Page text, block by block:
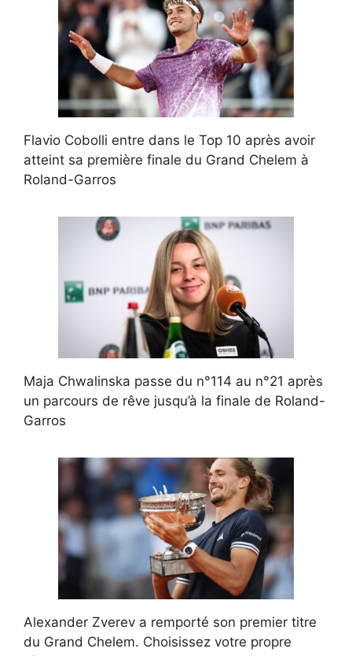
Flavio Cobolli entre dans le Top 10 après avoir
atteint sa première finale du Grand Chelem à
Roland-Garros
Maja Chwalinska passe du n°114 au n°21 après
un parcours de rêve jusqu’à la finale de Roland-
Garros
Alexander Zverev a remporté son premier titre
du Grand Chelem. Choisissez votre propre